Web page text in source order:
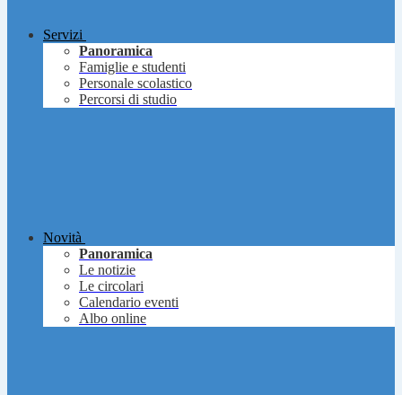
Servizi
Panoramica
Famiglie e studenti
Personale scolastico
Percorsi di studio
Novità
Panoramica
Le notizie
Le circolari
Calendario eventi
Albo online